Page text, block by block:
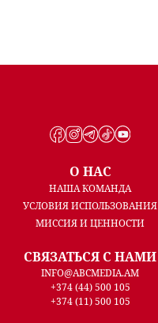
О НАС
НАША КОМАНДА
УСЛОВИЯ ИСПОЛЬЗОВАНИЯ
МИССИЯ И ЦЕННОСТИ
СВЯЗАТЬСЯ С НАМИ
INFO@ABCMEDIA.AM
+374 (44) 500 105
+374 (11) 500 105